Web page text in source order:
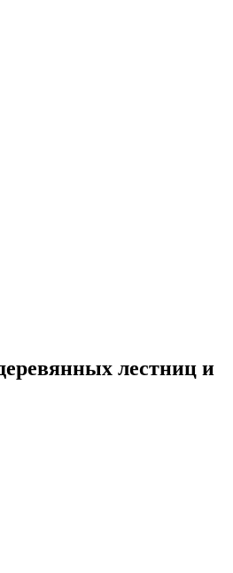
лестниц и